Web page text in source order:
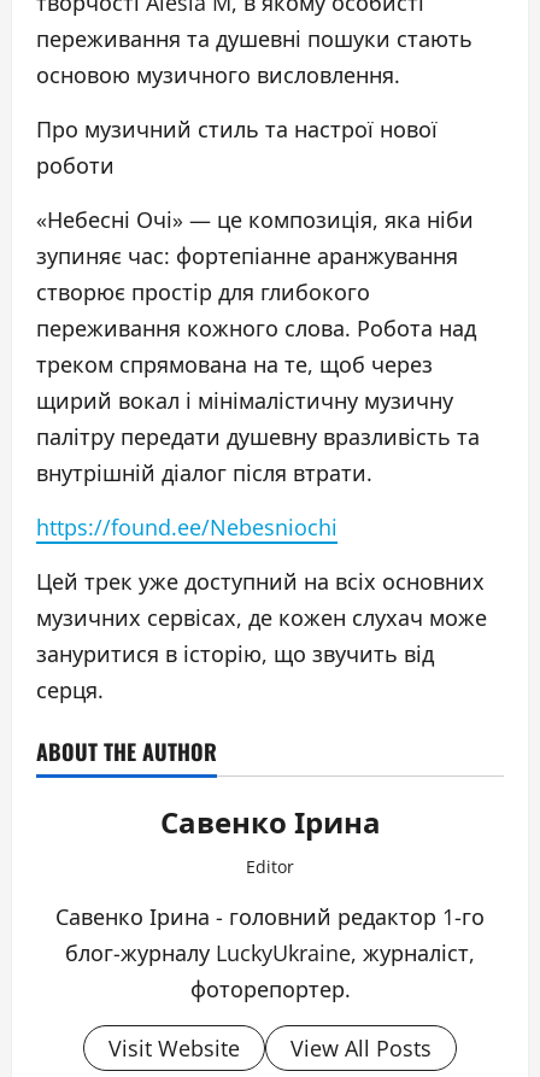
переживання та душевні пошуки стають
основою музичного висловлення.
Про музичний стиль та настрої нової
роботи
«Небесні Очі» — це композиція, яка ніби
зупиняє час: фортепіанне аранжування
створює простір для глибокого
переживання кожного слова. Робота над
треком спрямована на те, щоб через
щирий вокал і мінімалістичну музичну
палітру передати душевну вразливість та
внутрішній діалог після втрати.
https://found.ee/Nebesniochi
Цей трек уже доступний на всіх основних
музичних сервісах, де кожен слухач може
зануритися в історію, що звучить від
серця.
ABOUT THE AUTHOR
Савенко Ірина
Editor
Савенко Ірина - головний редактор 1-го
блог-журналу LuckyUkraine, журналіст,
фоторепортер.
Visit Website View All Posts